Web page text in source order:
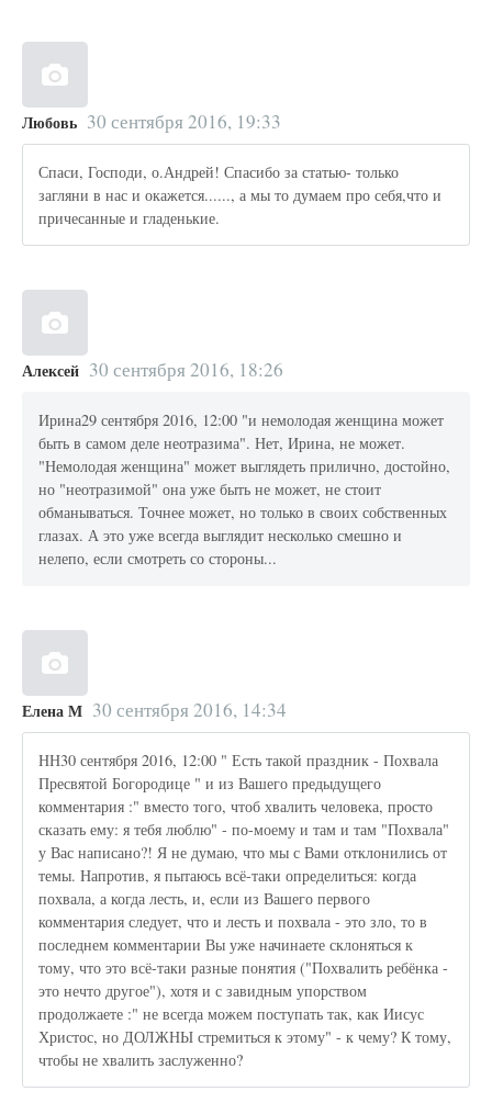
Любовь 30 сентября 2016, 19:33
Спаси, Господи, о.Андрей! Спасибо за статью- только
загляни в нас и окажется......, а мы то думаем про себя,что и
причесанные и гладенькие.
Алексей 30 сентября 2016, 18:26
Ирина29 сентября 2016, 12:00 "и немолодая женщина может
быть в самом деле неотразима". Нет, Ирина, не может.
"Немолодая женщина" может выглядеть прилично, достойно,
но "неотразимой" она уже быть не может, не стоит
обманываться. Точнее может, но только в своих собственных
глазах. А это уже всегда выглядит несколько смешно и
нелепо, если смотреть со стороны...
Елена М 30 сентября 2016, 14:34
НН30 сентября 2016, 12:00 " Есть такой праздник - Похвала
Пресвятой Богородице " и из Вашего предыдущего
комментария :" вместо того, чтоб хвалить человека, просто
сказать ему: я тебя люблю" - по-моему и там и там "Похвала"
у Вас написано?! Я не думаю, что мы с Вами отклонились от
темы. Напротив, я пытаюсь всё-таки определиться: когда
похвала, а когда лесть, и, если из Вашего первого
комментария следует, что и лесть и похвала - это зло, то в
последнем комментарии Вы уже начинаете склоняться к
тому, что это всё-таки разные понятия ("Похвалить ребёнка -
это нечто другое"), хотя и с завидным упорством
продолжаете :" не всегда можем поступать так, как Иисус
Христос, но ДОЛЖНЫ стремиться к этому" - к чему? К тому,
чтобы не хвалить заслуженно?